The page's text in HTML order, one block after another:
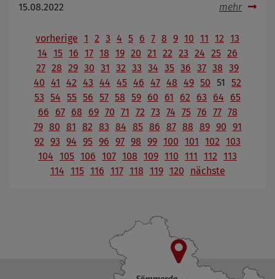
15.08.2022 mehr
vorherige 1 2 3 4 5 6 7 8 9 10 11 12 13
14 15 16 17 18 19 20 21 22 23 24 25 26
27 28 29 30 31 32 33 34 35 36 37 38 39
40 41 42 43 44 45 46 47 48 49 50 51
52
53 54 55 56 57 58 59 60 61 62 63 64
65
66
67 68 69 70 71 72 73 74 75 76 77 78
79 80 81 82 83 84 85 86 87 88 89 90 91
92 93 94 95 96 97 98 99 100 101 102 103
104 105 106 107 108 109 110 111 112 113
114 115 116 117 118 119 120 nächste